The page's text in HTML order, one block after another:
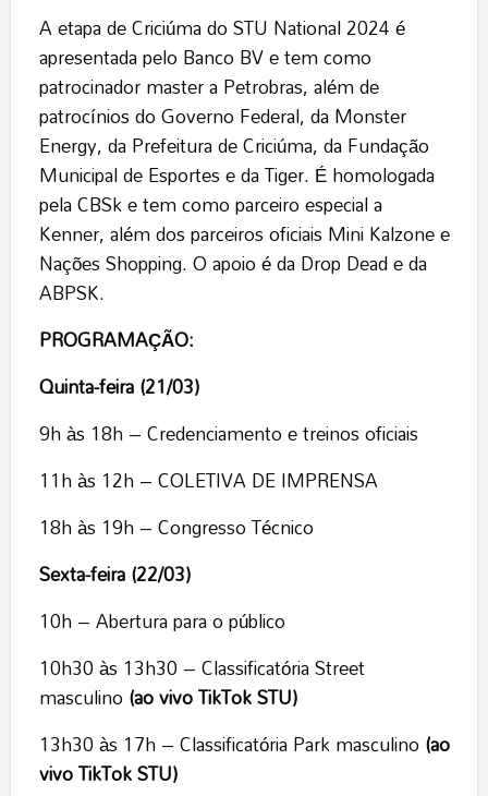
A etapa de Criciúma do STU National 2024 é
apresentada pelo Banco BV e tem como
patrocinador master a Petrobras, além de
patrocínios do Governo Federal, da Monster
Energy, da Prefeitura de Criciúma, da Fundação
Municipal de Esportes e da Tiger. É homologada
pela CBSk e tem como parceiro especial a
Kenner, além dos parceiros oficiais Mini Kalzone e
Nações Shopping. O apoio é da Drop Dead e da
ABPSK.
PROGRAMAÇÃO:
Quinta-feira (21/03)
9h às 18h – Credenciamento e treinos oficiais
11h às 12h – COLETIVA DE IMPRENSA
18h às 19h – Congresso Técnico
Sexta-feira (22/03)
10h – Abertura para o público
10h30 às 13h30 – Classificatória Street
masculino (ao vivo TikTok STU)
13h30 às 17h – Classificatória Park masculino (ao
vivo TikTok STU)